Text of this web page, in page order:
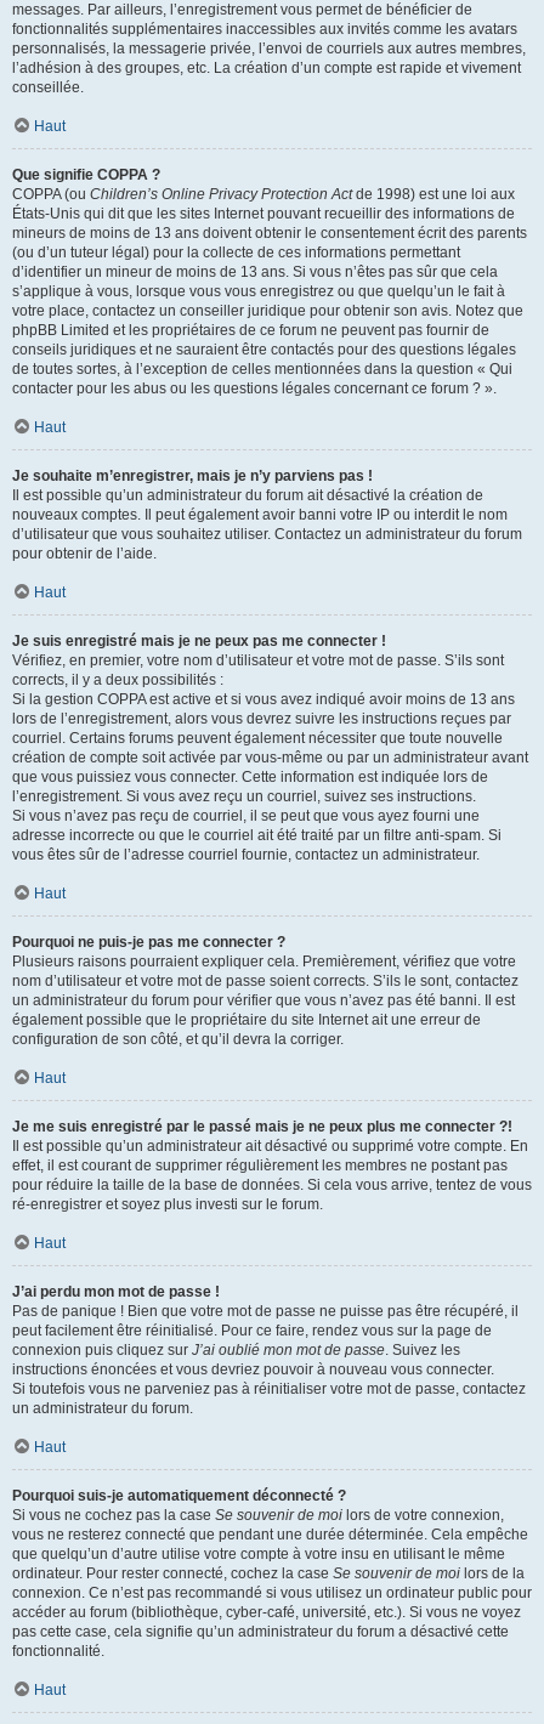
messages. Par ailleurs, l’enregistrement vous permet de bénéficier de
fonctionnalités supplémentaires inaccessibles aux invités comme les avatars
personnalisés, la messagerie privée, l’envoi de courriels aux autres membres,
l’adhésion à des groupes, etc. La création d’un compte est rapide et vivement
conseillée.
Haut
Que signifie COPPA ?
COPPA (ou Children’s Online Privacy Protection Actde 1998) est une loi aux
États-Unis qui dit que les sites Internet pouvant recueillir des informations de
mineurs de moins de 13 ans doivent obtenir le consentement écrit des parents
(ou d’un tuteur légal) pour la collecte de ces informations permettant
d’identifier un mineur de moins de 13 ans. Si vous n’êtes pas sûr que cela
s’applique à vous, lorsque vous vous enregistrez ou que quelqu’un le fait à
votre place, contactez un conseiller juridique pour obtenir son avis. Notez que
phpBB Limited et les propriétaires de ce forum ne peuvent pas fournir de
conseils juridiques et ne sauraient être contactés pour des questions légales
de toutes sortes, à l’exception de celles mentionnées dans la question « Qui
contacter pour les abus ou les questions légales concernant ce forum ? ».
Haut
Je souhaite m’enregistrer, mais je n’y parviens pas !
Il est possible qu’un administrateur du forum ait désactivé la création de
nouveaux comptes. Il peut également avoir banni votre IP ou interdit le nom
d’utilisateur que vous souhaitez utiliser. Contactez un administrateur du forum
pour obtenir de l’aide.
Haut
Je suis enregistré mais je ne peux pas me connecter !
Vérifiez, en premier, votre nom d’utilisateur et votre mot de passe. S’ils sont
corrects, il y a deux possibilités :
Si la gestion COPPA est active et si vous avez indiqué avoir moins de 13 ans
lors de l’enregistrement, alors vous devrez suivre les instructions reçues par
courriel. Certains forums peuvent également nécessiter que toute nouvelle
création de compte soit activée par vous-même ou par un administrateur avant
que vous puissiez vous connecter. Cette information est indiquée lors de
l’enregistrement. Si vous avez reçu un courriel, suivez ses instructions.
Si vous n’avez pas reçu de courriel, il se peut que vous ayez fourni une
adresse incorrecte ou que le courriel ait été traité par un filtre anti-spam. Si
vous êtes sûr de l’adresse courriel fournie, contactez un administrateur.
Haut
Pourquoi ne puis-je pas me connecter ?
Plusieurs raisons pourraient expliquer cela. Premièrement, vérifiez que votre
nom d’utilisateur et votre mot de passe soient corrects. S’ils le sont, contactez
un administrateur du forum pour vérifier que vous n’avez pas été banni. Il est
également possible que le propriétaire du site Internet ait une erreur de
configuration de son côté, et qu’il devra la corriger.
Haut
Je me suis enregistré par le passé mais je ne peux plus me connecter ?!
Il est possible qu’un administrateur ait désactivé ou supprimé votre compte. En
effet, il est courant de supprimer régulièrement les membres ne postant pas
pour réduire la taille de la base de données. Si cela vous arrive, tentez de vous
ré-enregistrer et soyez plus investi sur le forum.
Haut
J’ai perdu mon mot de passe !
Pas de panique ! Bien que votre mot de passe ne puisse pas être récupéré, il
peut facilement être réinitialisé. Pour ce faire, rendez vous sur la page de
connexion puis cliquez sur J’ai oublié mon mot de passe. Suivez les
instructions énoncées et vous devriez pouvoir à nouveau vous connecter.
Si toutefois vous ne parveniez pas à réinitialiser votre mot de passe, contactez
un administrateur du forum.
Haut
Pourquoi suis-je automatiquement déconnecté ?
Si vous ne cochez pas la case Se souvenir de moi lors de votre connexion,
vous ne resterez connecté que pendant une durée déterminée. Cela empêche
que quelqu’un d’autre utilise votre compte à votre insu en utilisant le même
ordinateur. Pour rester connecté, cochez la case Se souvenir de moi lors de la
connexion. Ce n’est pas recommandé si vous utilisez un ordinateur public pour
accéder au forum (bibliothèque, cyber-café, université, etc.). Si vous ne voyez
pas cette case, cela signifie qu’un administrateur du forum a désactivé cette
fonctionnalité.
Haut